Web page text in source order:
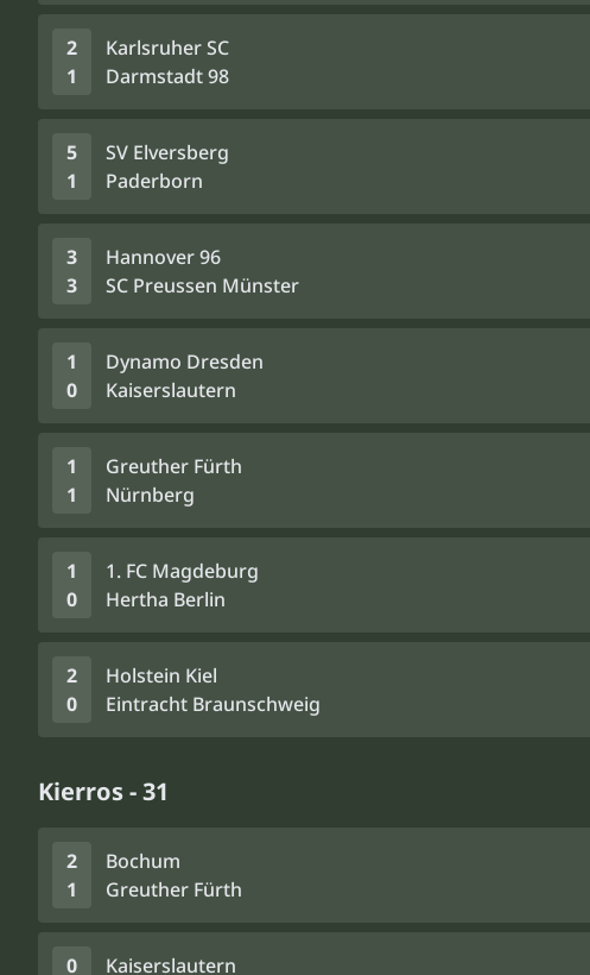
2
1
Karlsruher SC
Darmstadt 98
5
1
SV Elversberg
Paderborn
3
3
Hannover 96
SC Preussen Münster
1
0
Dynamo Dresden
Kaiserslautern
1
1
Greuther Fürth
Nürnberg
1
0
1. FC Magdeburg
Hertha Berlin
2
0
Holstein Kiel
Eintracht Braunschweig
Kierros - 31
2
1
Bochum
Greuther Fürth
0 Kaiserslautern